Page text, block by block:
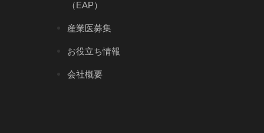
（EAP）
産業医募集
お役立ち情報
会社概要